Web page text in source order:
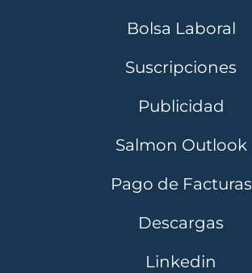
Bolsa Laboral
Suscripciones
Publicidad
Salmon Outlook
Pago de Facturas
Descargas
Linkedin